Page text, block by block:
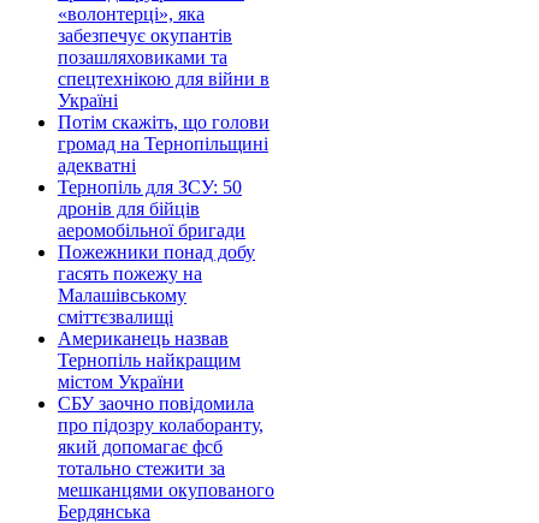
«волонтерці», яка
забезпечує окупантів
позашляховиками та
спецтехнікою для війни в
Україні
Потім скажіть, що голови
громад на Тернопільщині
адекватні
Тернопіль для ЗСУ: 50
дронів для бійців
аеромобільної бригади
Пожежники понад добу
гасять пожежу на
Малашівському
сміттєзвалищі
Американець назвав
Тернопіль найкращим
містом України
СБУ заочно повідомила
про підозру колаборанту,
який допомагає фсб
тотально стежити за
мешканцями окупованого
Бердянська